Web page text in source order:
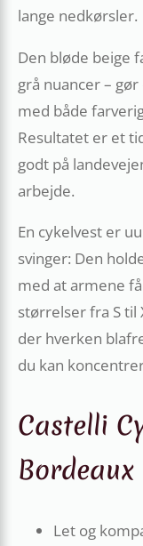
lange nedkørsler.
Den bløde beige
grå nuancer –
med både
Resultatet er et
godt på
arbejde.
En cykelvest er
svinger: Den
med at armene
størrelser fra S til
der hverken
du kan
Castelli
Bordeaux
Let og